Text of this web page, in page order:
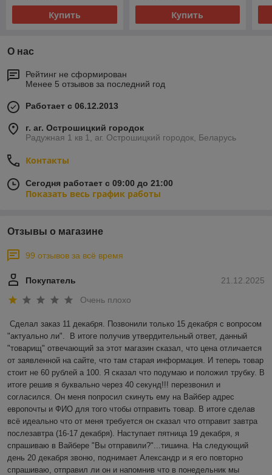
Купить Купить
О нас
Рейтинг не сформирован
Менее 5 отзывов за последний год
Работает с 06.12.2013
г. аг. Острошицкий городок
Радужная 1 кв 1, аг. Острошицкий городок, Беларусь
Контакты
Сегодня работает с 09:00 до 21:00
Показать весь график работы
Отзывы о магазине
99 отзывов за всё время
21.12.2025
Покупатель
Очень плохо
Сделал заказ 11 декабря. Позвонили только 15 декабря с вопросом
"актуально ли".  В итоге получив утвердительный ответ, данный
"товарищ" отвечающий за этот магазин сказал, что цена отличается
от заявленной на сайте, что там старая информация. И теперь товар
стоит не 60 рублей а 100. Я сказал что подумаю и положил трубку. В
итоге решив я буквально через 40 секунд!!! перезвонил и
согласился. Он меня попросил скинуть ему на Вайбер адрес
европочты и ФИО для того чтобы отправить товар. В итоге сделав
всё идеально что от меня требуется он сказал что отправит завтра
послезавтра (16-17 декабря). Наступает пятница 19 декабря, я
спрашиваю в Вайбере "Вы отправили?"...тишина. На следующий
день 20 декабря звоню, поднимает Александр и я его повторно
спрашиваю, отправил ли он и напомнив что в понедельник мы